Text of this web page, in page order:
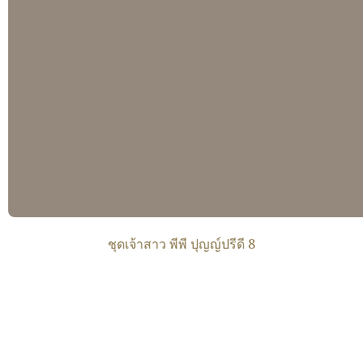
ชุดเจ้าสาว พีพี ปุญญ์ปรีดี 8